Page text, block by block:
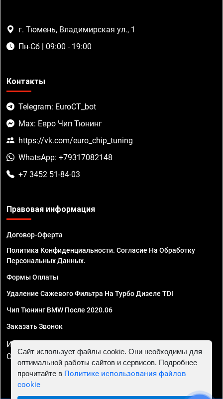
г. Тюмень, Владимирская ул., 1
Пн-Сб | 09:00 - 19:00
Контакты
Telegram: EuroCT_bot
Max: Евро Чип Тюнинг
https://vk.com/euro_chip_tuning
WhatsApp: +79317082148
+7 3452 51-84-03
Правовая информация
Договор-Оферта
Политика Конфиденциальности. Согласие На Обработку
Персональных Данных.
Формы Оплаты
Удаление Сажевого Фильтра На Турбо Дизеле TDI
Чип Тюнинг BMW После 2020.06
Заказать Звонок
ИП Смирнов Георгий Павлович. ИНН 781302555843,
ОГРНИП 324470400032610
Сайт использует файлы cookie. Они необходимы для
оптимальной работы сайтов и сервисов. Подробнее
прочитайте в Политике использования файлов
cookie